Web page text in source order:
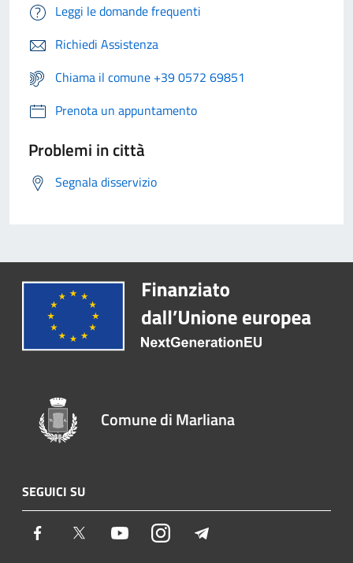
Leggi le domande frequenti
Richiedi Assistenza
Chiama il comune +39 0572 69851
Prenota un appuntamento
Problemi in città
Segnala disservizio
Comune di Marliana
SEGUICI SU
Facebook Twitter YoutubeInstagram